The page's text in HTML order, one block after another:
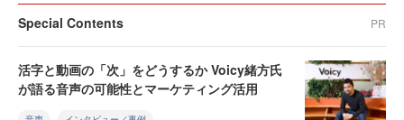
Special Contents PR
活字と動画の「次」をどうするか Voicy緒方氏
が語る音声の可能性とマーケティング活用